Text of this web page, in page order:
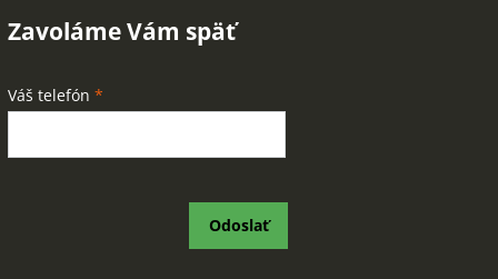
Zavoláme Vám späť
Váš telefón*
Odoslať